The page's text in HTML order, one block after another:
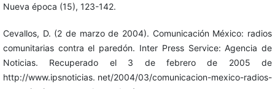
Nueva época (15), 123-142.
Cevallos, D. (2 de marzo de 2004). Comunicación México: radios
comunitarias contra el paredón. Inter Press Service: Agencia de
Noticias. Recuperado el 3 de febrero de 2005 de
http://www.ipsnoticias. net/2004/03/comunicacion-mexico-radios-